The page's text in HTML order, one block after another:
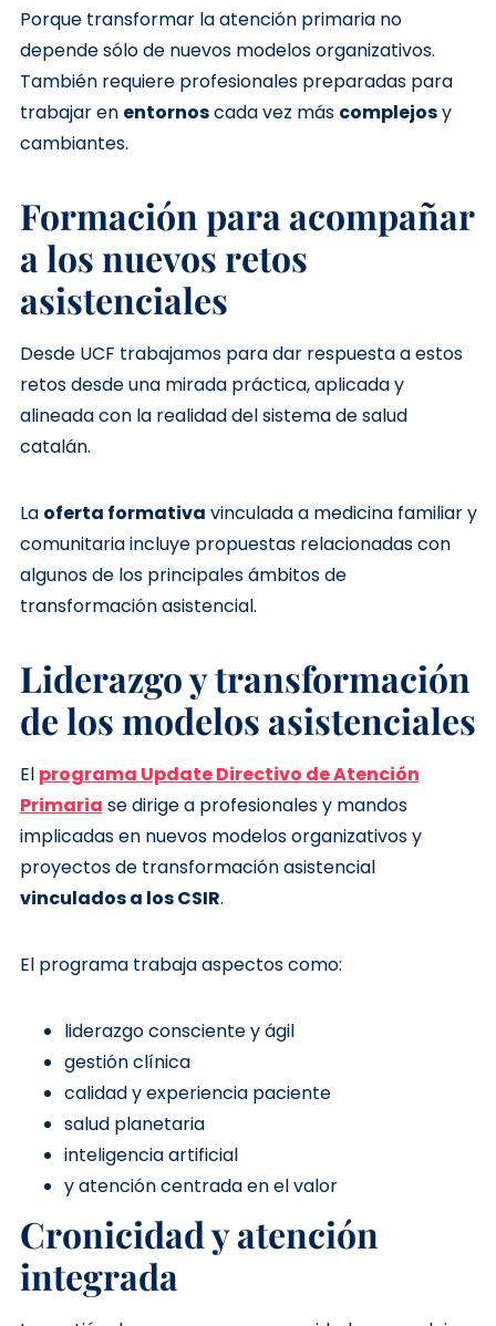
Porque transformar la atención primaria no
depende sólo de nuevos modelos organizativos.
También requiere profesionales preparadas para
trabajar en entornoscada vez más complejosy
cambiantes.
Formación para acompañar
a los nuevos retos
asistenciales
Desde UCF trabajamos para dar respuesta a estos
retos desde una mirada práctica, aplicada y
alineada con la realidad del sistema de salud
catalán.
La oferta formativa vinculada a medicina familiar y
comunitaria incluye propuestas relacionadas con
algunos de los principales ámbitos de
transformación asistencial.
Liderazgo y transformación
de los modelos asistenciales
El programa Update Directivo de Atención
Primaria se dirige a profesionales y mandos
implicadas en nuevos modelos organizativos y
proyectos de transformación asistencial
vinculados a los CSIR.
El programa trabaja aspectos como:
liderazgo consciente y ágil
gestión clínica
calidad y experiencia paciente
salud planetaria
inteligencia artificial
y atención centrada en el valor
Cronicidad y atención
integrada